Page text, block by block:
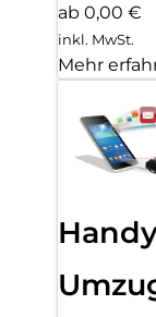
ab 0,00 €
inkl. MwSt.
Mehr